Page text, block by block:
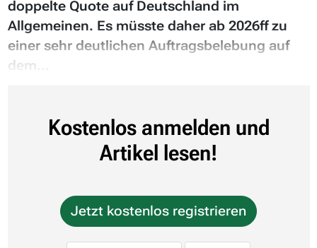
doppelte Quote auf Deutschland im
Allgemeinen. Es müsste daher ab 2026ff zu
einer sehr deutlichen Auftragsbelebung auf
dem...
Kostenlos anmelden und
Artikel lesen!
Jetzt kostenlos registrieren